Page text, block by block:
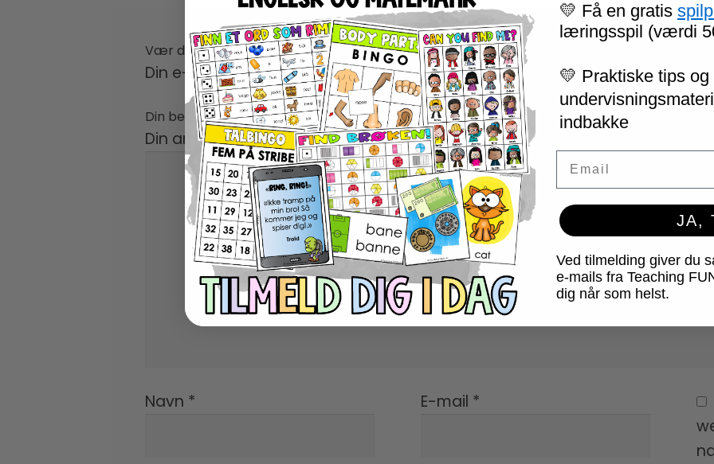
Vær den første til at anmelde “SPROGSPIRALEN – REPETITION FOR 3. KLASSE”
Din e-mailadresse vil ikke blive publiceret.Krævede felter er markeret med
Din bedømmelse*
Din anmeldelse*
Navn * E-mail *
💛 Få en gratis
læringsspil (værdi
💛 Praktiske tips og
indbakke
JA,
Ved tilmelding giver du
e-mails fra Teaching
dig når som helst.